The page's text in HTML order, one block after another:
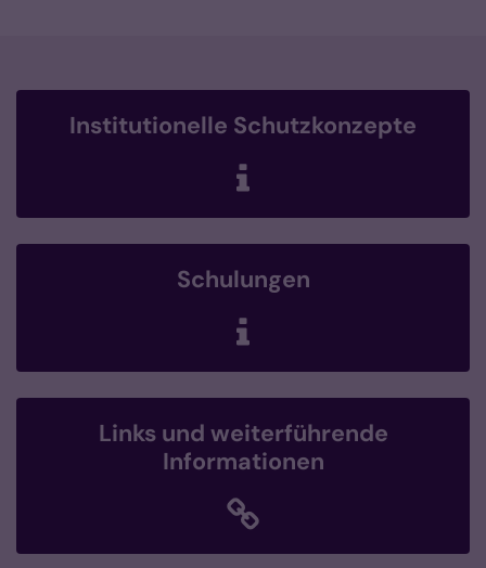
Institutionelle Schutzkonzepte
Schulungen
Links und weiterführende
Informationen